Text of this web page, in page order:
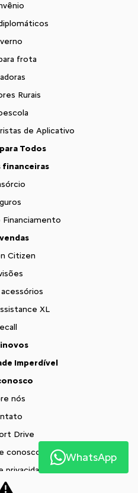
frota
Rurais
de Aplicativo
Todos
financeiras
Financiamento
Citizen
XL
Imperdível
nós
Drive
conosco
XTR
WhatsApp